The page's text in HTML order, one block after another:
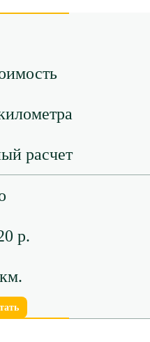
расчет
р.